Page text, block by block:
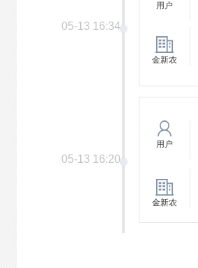
05-13 16:34
用户
金新农
05-13 16:20
用户
金新农